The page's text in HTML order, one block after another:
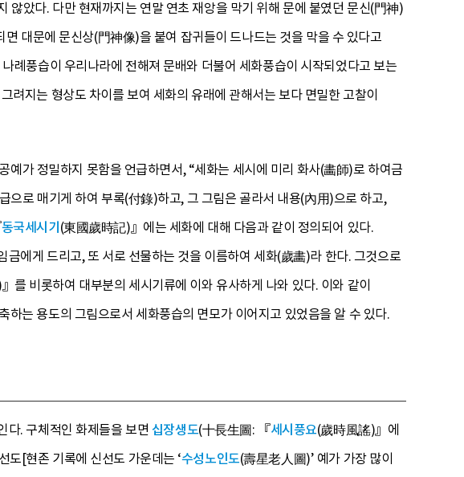
았다. 다만 현재까지는 연말 연초 재앙을 막기 위해 문에 붙였던 문신(門神)
대문에 문신상(門神像)을 붙여 잡귀들이 드나드는 것을 막을 수 있다고
례풍습이 우리나라에 전해져 문배와 더불어 세화풍습이 시작되었다고 보는
려지는 형상도 차이를 보여 세화의 유래에 관해서는 보다 면밀한 고찰이
가 정밀하지 못함을 언급하면서, “세화는 세시에 미리 화사(畵師)로 하여금
으로 매기게 하여 부록(付錄)하고, 그 그림은 골라서 내용(內用)으로 하고,
동국세시기 (東國歲時記)』에는 세화에 대해 다음과 같이 정의되어 있다.
에게 드리고, 또 서로 선물하는 것을 이름하여 세화(歲畵)라 한다. 그것으로
를 비롯하여 대부분의 세시기류에 이와 유사하게 나와 있다. 이와 같이
는 용도의 그림으로서 세화풍습의 면모가 이어지고 있었음을 알 수 있다.
다. 구체적인 화제들을 보면 십장생도(十長生圖: 『세시풍요(歲時風謠)』에
도[현존 기록에 신선도 가운데는 ‘수성노인도(壽星老人圖)’ 예가 가장 많이